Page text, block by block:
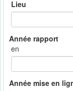
Lieu
en